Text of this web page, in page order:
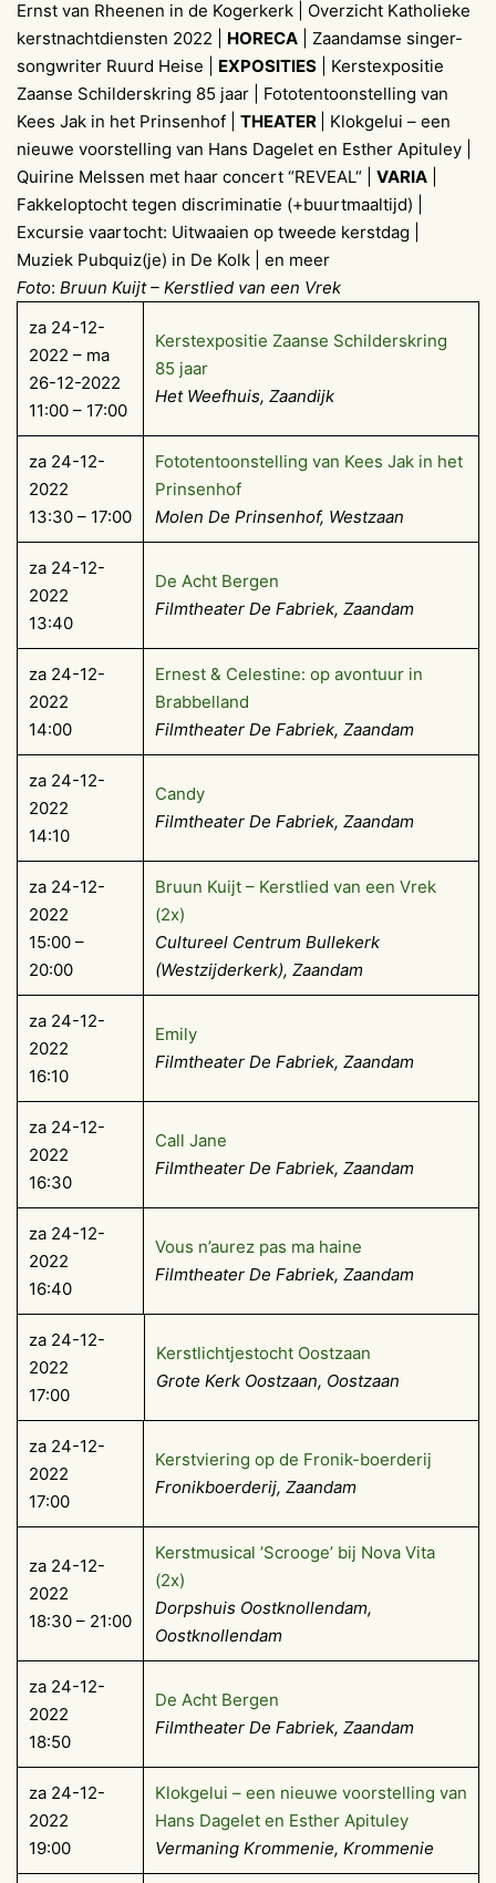
Ernst van Rheenen in de Kogerkerk | Overzicht Katholieke
kerstnachtdiensten 2022 | HORECA | Zaandamse singer-
songwriter Ruurd Heise | EXPOSITIES | Kerstexpositie
Zaanse Schilderskring 85 jaar | Fototentoonstelling van
Kees Jak in het Prinsenhof | THEATER
| Klokgelui – een
nieuwe voorstelling van Hans Dagelet en Esther Apituley |
Quirine Melssen met haar concert “REVEAL“ | VARIA
Fakkeloptocht tegen discriminatie (+buurtmaaltijd) |
Excursie vaartocht: Uitwaaien op tweede kerstdag |
Muziek Pubquiz(je) in De Kolk | en meer
Foto: Bruun Kuijt – Kerstlied van een Vrek
za 24-12-
2022 – ma
26-12-2022
11:00 – 17:00
Kerstexpositie Zaanse Schilderskring
85 jaar
Het Weefhuis, Zaandijk
za 24-12-
2022
13:30 – 17:00
Fototentoonstelling van Kees Jak in het
Prinsenhof
Molen De Prinsenhof, Westzaan
za 24-12-
2022
13:40
De Acht Bergen
Filmtheater De Fabriek, Zaandam
za 24-12-
2022
14:00
Ernest & Celestine: op avontuur in
Brabbelland
Filmtheater De Fabriek, Zaandam
za 24-12-
2022
14:10
Candy
Filmtheater De Fabriek, Zaandam
za 24-12-
2022
15:00 –
20:00
Bruun Kuijt – Kerstlied van een Vrek
(2x)
Cultureel Centrum Bullekerk
(Westzijderkerk), Zaandam
za 24-12-
2022
16:10
Emily
Filmtheater De Fabriek, Zaandam
za 24-12-
2022
16:30
Call Jane
Filmtheater De Fabriek, Zaandam
za 24-12-
2022
16:40
Vous n’aurez pas ma haine
Filmtheater De Fabriek, Zaandam
za 24-12-
2022
17:00
Kerstlichtjestocht Oostzaan
Grote Kerk Oostzaan, Oostzaan
za 24-12-
2022
17:00
Kerstviering op de Fronik-boerderij
Fronikboerderij, Zaandam
za 24-12-
2022
18:30 – 21:00
Kerstmusical ’Scrooge’ bij Nova Vita
(2x)
Dorpshuis Oostknollendam,
Oostknollendam
za 24-12-
2022
18:50
De Acht Bergen
Filmtheater De Fabriek, Zaandam
za 24-12-
2022
19:00
Klokgelui – een nieuwe voorstelling van
Hans Dagelet en Esther Apituley
Vermaning Krommenie, Krommenie